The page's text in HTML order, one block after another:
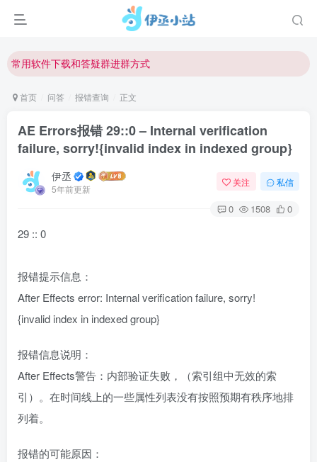
欢迎反馈网站中存在的问题和建议！
常用软件下载和答疑群进群方式
欢迎访问伊丞小站！
首页 问答 报错查询 正文
AE Errors报错 29::0 – Internal verification
failure, sorry!{invalid index in indexed group}
伊丞
5年前更新
关注 私信
0 1508 0
29 :: 0
报错提示信息：
After Effects error: Internal verification failure, sorry!
{invalid index in indexed group}
报错信息说明：
After Effects警告：内部验证失败，（索引组中无效的索
引）。在时间线上的一些属性列表没有按照预期有秩序地排
列着。
报错的可能原因：